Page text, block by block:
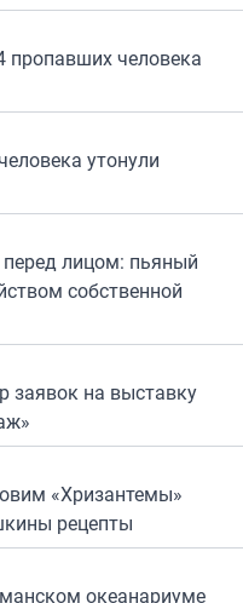
человека
утонули
лицом: пьяный
собственной
заявок на выставку
«Хризантемы»
рецепты
океанариуме